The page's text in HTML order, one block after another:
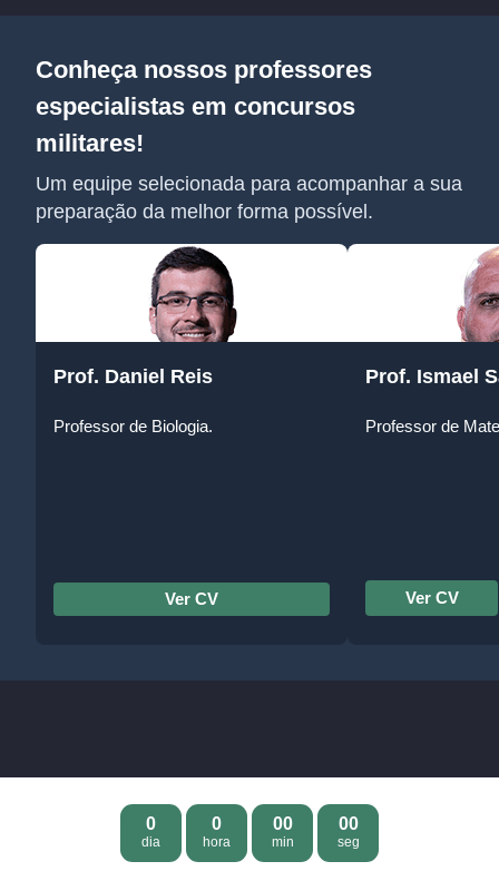
Conheça nossos professores
especialistas em concursos
militares!
Um equipe selecionada para acompanhar a sua
preparação da melhor forma possível.
Prof. Daniel Reis
Professor de Biologia.
Ver CV
Prof. Ismael
Professor de
Ver CV
0
dia
0
hora
00
min
00
seg